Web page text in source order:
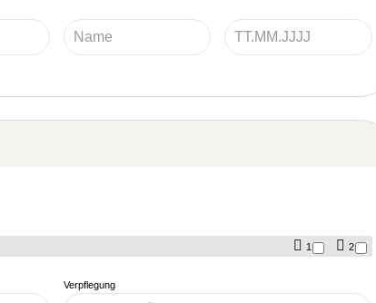
1 2
Verpflegung